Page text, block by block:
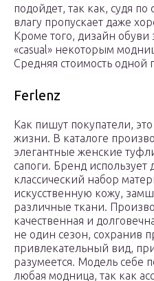
подойдет, так как, судя
влагу пропускает даже
Кроме того, дизайн обуви
«casual» некоторым
Средняя стоимость одной
Ferlenz
Как пишут покупатели,
жизни. В каталоге
элегантные женские
сапоги. Бренд использует
классический набор
искусственную кожу,
различные ткани.
качественная и
не один сезон, сохранив
привлекательный вид,
разумеется. Модель себе
любая модница, так как